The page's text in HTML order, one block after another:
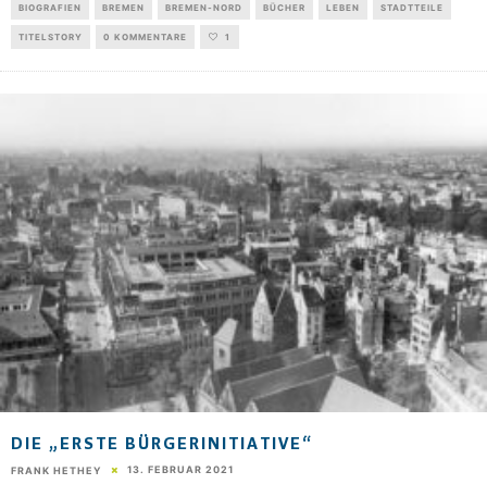
BIOGRAFIEN BREMEN BREMEN-NORD BÜCHER LEBEN STADTTEILE
TITELSTORY 0 KOMMENTARE 1
DIE „ERSTE BÜRGERINITIATIVE“
FRANK HETHEY 13. FEBRUAR 2021